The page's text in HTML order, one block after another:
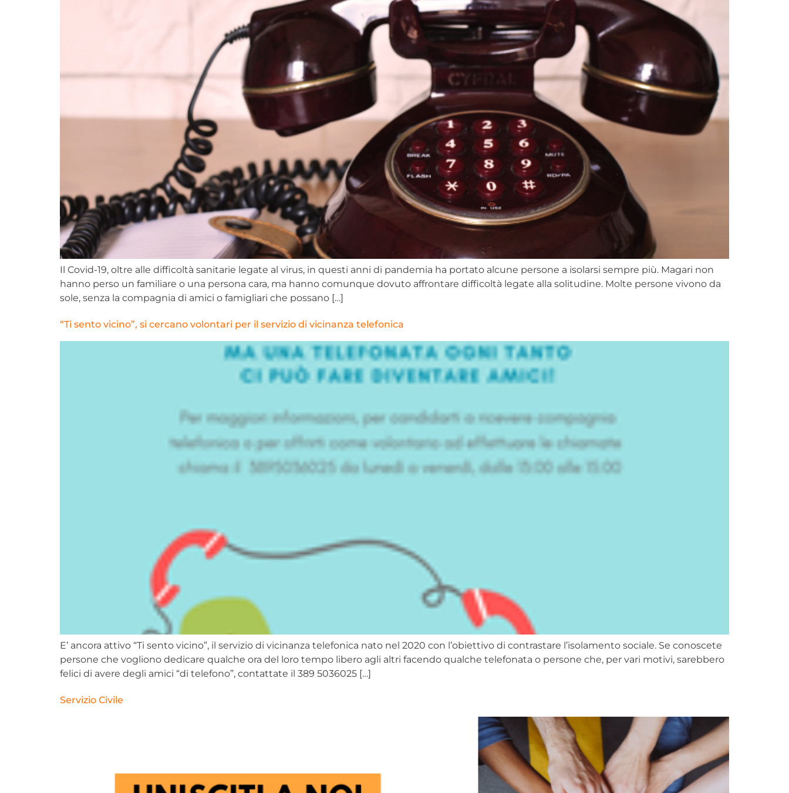
Il Covid-19, oltre alle difficoltà sanitarie legate al virus, in questi anni di pandemia ha portato alcune persone a isolarsi sempre più. Magari non
hanno perso un familiare o una persona cara, ma hanno comunque dovuto affrontare difficoltà legate alla solitudine. Molte persone vivono da
sole, senza la compagnia di amici o famigliari che possano […]
“Ti sento vicino”, si cercano volontari per il servizio di vicinanza telefonica
E’ ancora attivo “Ti sento vicino”, il servizio di vicinanza telefonica nato nel 2020 con l’obiettivo di contrastare l’isolamento sociale. Se conoscete
persone che vogliono dedicare qualche ora del loro tempo libero agli altri facendo qualche telefonata o persone che, per vari motivi, sarebbero
felici di avere degli amici “di telefono”, contattate il 389 5036025 […]
Servizio Civile